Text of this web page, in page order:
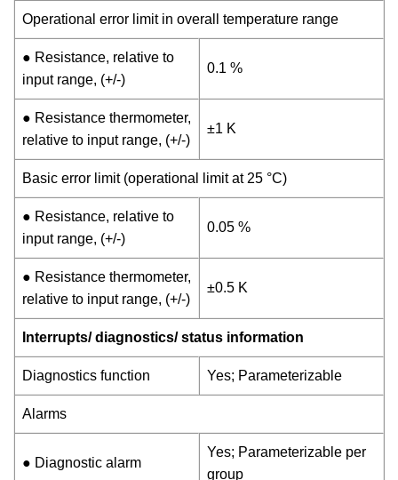
Operational error limit in overall temperature range
● Resistance, relative to
input range, (+/-)
0.1 %
● Resistance thermometer,
relative to input range, (+/-)
±1 K
Basic error limit (operational limit at 25 °C)
● Resistance, relative to
input range, (+/-)
0.05 %
● Resistance thermometer,
relative to input range, (+/-)
±0.5 K
Interrupts/ diagnostics/ status information
Diagnostics function Yes; Parameterizable
Alarms
● Diagnostic alarm
Yes; Parameterizable per
group